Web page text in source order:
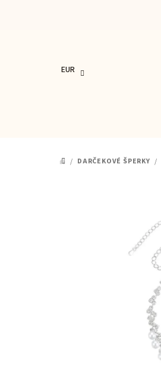
EUR
DOMOV
/ DARČEKOVÉ ŠPERKY /